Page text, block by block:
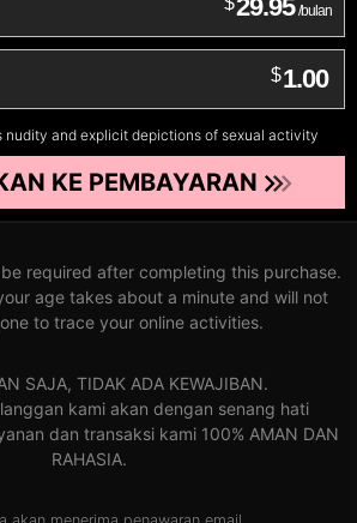
29.95 /bulan
$1.00
nudity and explicit depictions of sexual activity
KE PEMBAYARAN
required after completing this purchase.
age takes about a minute and will not
to trace your online activities.
SAJA, TIDAK ADA KEWAJIBAN.
kami akan dengan senang hati
dan transaksi kami 100% AMAN DAN
RAHASIA.